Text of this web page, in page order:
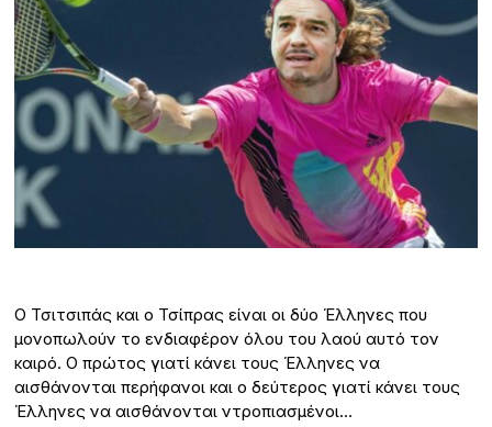
Ο Τσιτσιπάς και ο Τσίπρας είναι οι δύο Έλληνες που
μονοπωλούν το ενδιαφέρον όλου του λαού αυτό τον
καιρό. Ο πρώτος γιατί κάνει τους Έλληνες να
αισθάνονται περήφανοι και ο δεύτερος γιατί κάνει τους
Έλληνες να αισθάνονται ντροπιασμένοι…